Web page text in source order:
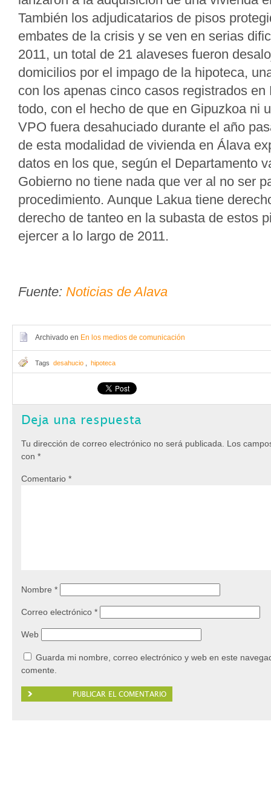
También los adjudicatarios de pisos
embates de la crisis y se ven en serias
2011, un total de 21 alaveses fueron
domicilios por el impago de la hipoteca,
con los apenas cinco casos registrados en
todo, con el hecho de que en Gipuzkoa ni
VPO fuera desahuciado durante el año
de esta modalidad de vivienda en Álava
datos en los que, según el Departamento
Gobierno no tiene nada que ver al no ser
procedimiento. Aunque Lakua tiene
derecho de tanteo en la subasta de estos
ejercer a lo largo de 2011.
Fuente: Noticias de Alava
Archivado en En los medios de comunicación
Tags desahucio hipoteca
Deja una respuesta
Tu dirección de correo electrónico no será publicada.
Los
con *
Comentario *
Nombre *
Correo electrónico *
Web
Guarda mi nombre, correo electrónico y web en este
comente.